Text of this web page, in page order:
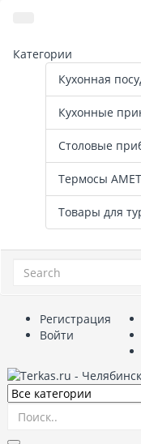
Категории
Кухонная
Кухонные
Столовые
Термосы
Товары для
Регистрация
Войти